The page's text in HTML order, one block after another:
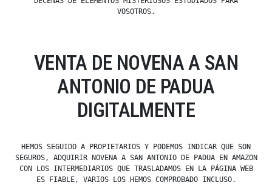
VOSOTROS.
VENTA DE NOVENA A SAN
ANTONIO DE PADUA
DIGITALMENTE
HEMOS SEGUIDO A PROPIETARIOS Y PODEMOS INDICAR QUE SON
SEGUROS, ADQUIRIR NOVENA A SAN ANTONIO DE PADUA EN AMAZON
CON LOS INTERMEDIARIOS QUE TRASLADAMOS EN LA PÁGINA WEB
ES FIABLE, VARIOS LOS HEMOS COMPROBADO INCLUSO.